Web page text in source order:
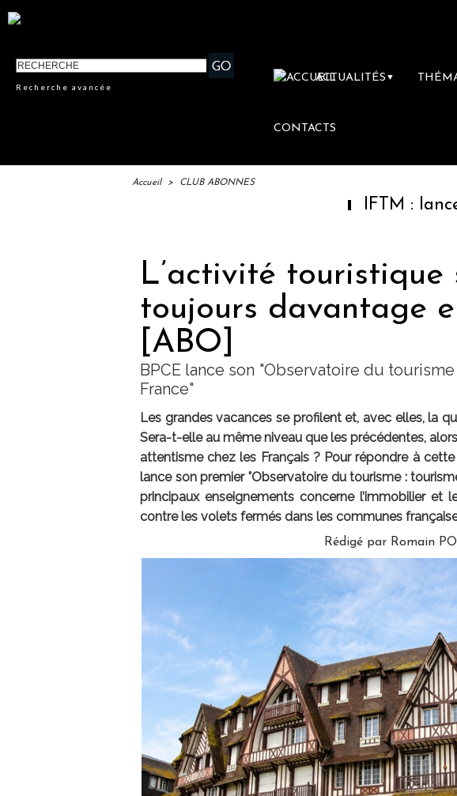
Recherche avancée
ACTUALITÉS ▼
CONTACTS
Accueil > CLUB ABONNES
IFTM : lancement
L’activité touristique
toujours davantage
[ABO]
BPCE lance son "Observatoire du
France"
Les grandes vacances se profilent et, avec elles, la
Sera-t-elle au même niveau que les précédentes,
attentisme chez les Français ? Pour répondre à
lance son premier "Observatoire du tourisme :
principaux enseignements concerne l’immobilier
contre les volets fermés dans les communes
Rédigé par Romain